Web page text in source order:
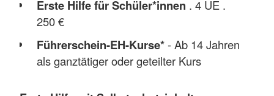
Beruflicher Einstiegüber
Freiwilligendienste (FSJ, BFD)
Babysitter Ausbildungund Aufnahme in
denDRK Muldental Babysitter Pool
Erste Hilfe für Schüler*innen . 4 UE .
250 €
Führerschein-EH-Kurse*- Ab 14 Jahren
als ganztätiger oder geteilter Kurs